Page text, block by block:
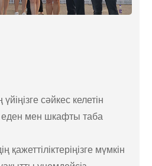
үйіңізге сәйкес келетін
еден мен шкафты таба
қажеттіліктеріңізге мүмкін